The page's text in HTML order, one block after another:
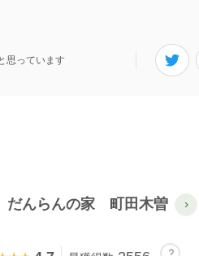
思っています
だんらんの家 町田木曽